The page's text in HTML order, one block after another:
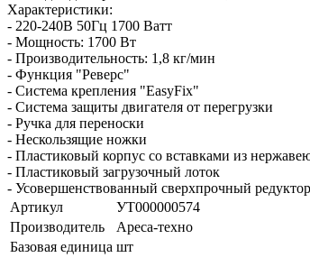
Характеристики:
- 220-240В 50Гц 1700 Ватт
- Мощность: 1700 Вт
- Производительность: 1,8 кг/мин
- Функция "Реверс"
- Система крепления "EasyFix"
- Система защиты двигателя от перегрузки
- Ручка для переноски
- Нескользящие ножки
- Пластиковый корпус со вставками из
- Пластиковый загрузочный лоток
- Усовершенствованный сверхпрочный редуктор
Артикул
УТ000000574
Производитель
Ареса-техно
Базовая единица шт